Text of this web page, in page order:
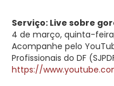
Serviço: Live sobre
4 de março, quinta-
Acompanhe pelo
Profissionais do DF
https://